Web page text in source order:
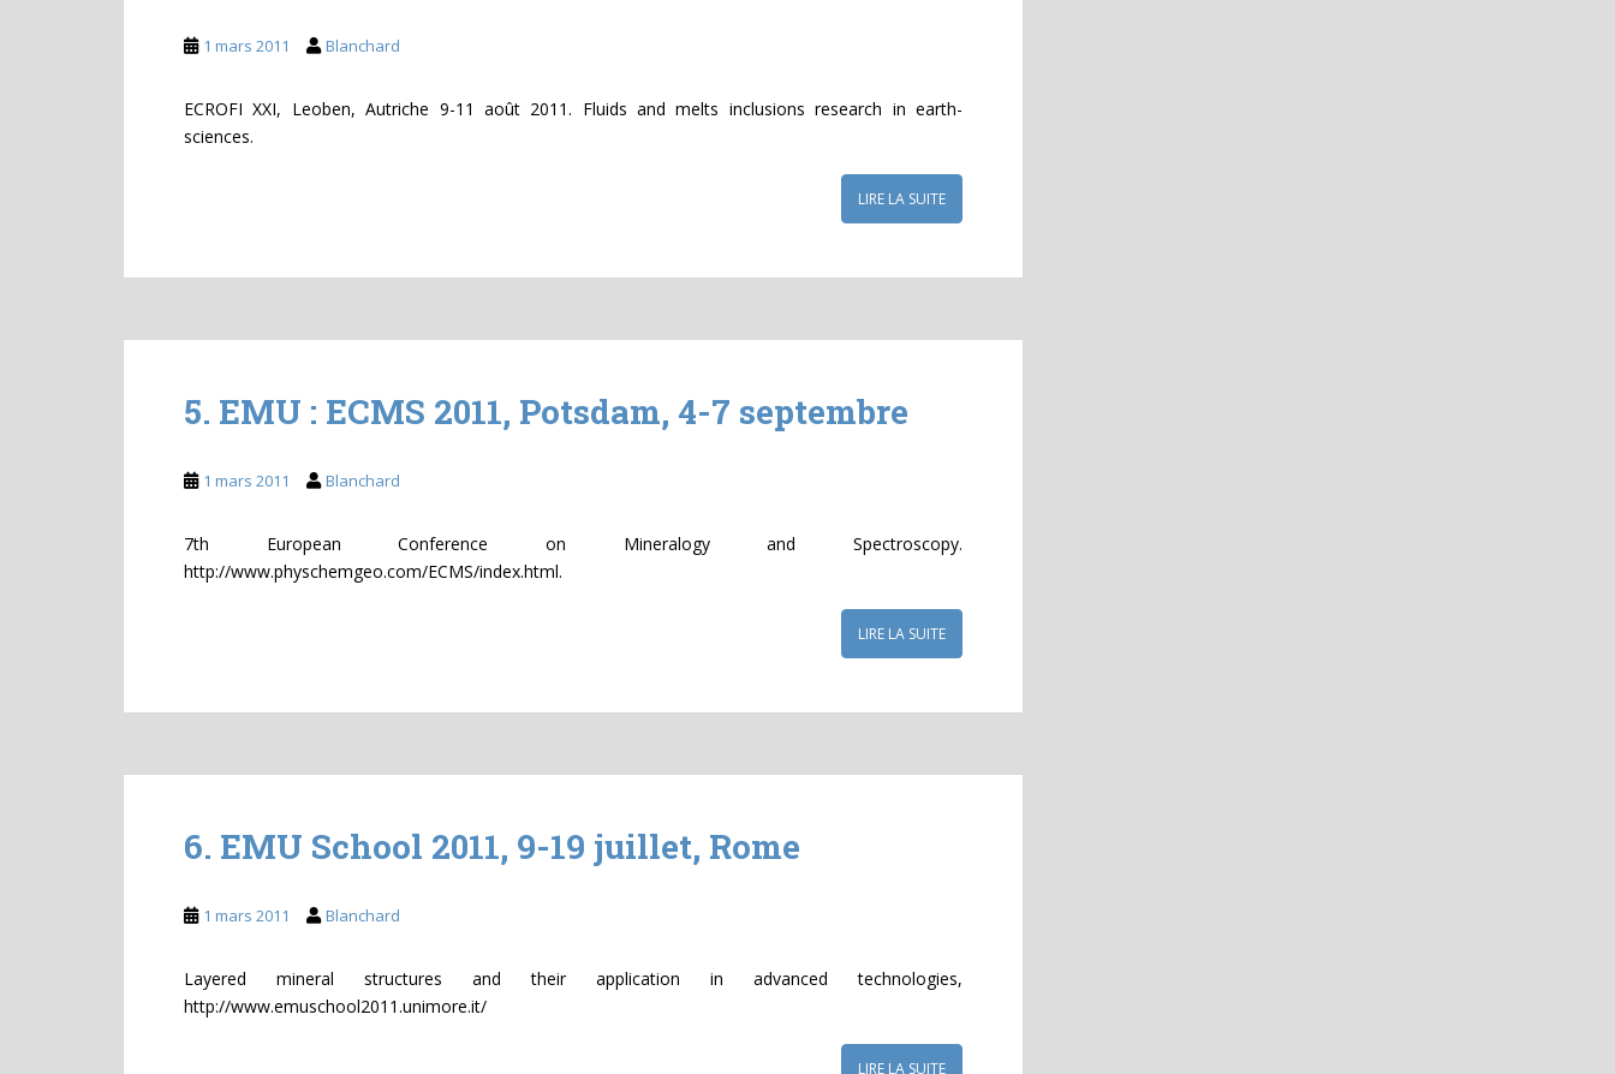
1 mars 2011 Blanchard
ECROFI XXI, Leoben, Autriche 9-11 août 2011. Fluids and melts inclusions research in earth-
sciences.
LIRE LA SUITE
5. EMU : ECMS 2011, Potsdam, 4-7 septembre
1 mars 2011 Blanchard
7th European Conference on Mineralogy and Spectroscopy.
http://www.physchemgeo.com/ECMS/index.html.
LIRE LA SUITE
6. EMU School 2011, 9-19 juillet, Rome
1 mars 2011 Blanchard
Layered mineral structures and their application in advanced technologies,
http://www.emuschool2011.unimore.it/
LIRE LA SUITE